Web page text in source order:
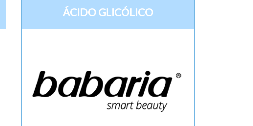
ÁCIDO GLICÓLICO